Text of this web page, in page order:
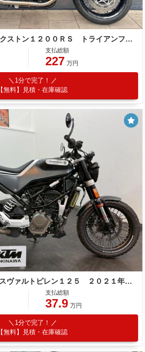
ＴＲＩＵＭＰＨ スラクストン１２００ＲＳ トライアンフ認定保証 純正ＯＰロケットカウル ＥＴＣ
支払総額
227 万円
1分で完了！
【無料】見積・在庫確認
ＨＵＳＱＶＡＲＮＡ スヴァルトピレン１２５ ２０２１年モデル
支払総額
37.9 万円
1分で完了！
【無料】見積・在庫確認